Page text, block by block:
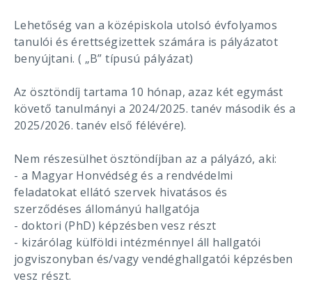
Lehetőség van a középiskola utolsó évfolyamos
tanulói és érettségizettek számára is pályázatot
benyújtani. ( „B” típusú pályázat)
Az ösztöndíj tartama 10 hónap, azaz két egymást
követő tanulmányi a 2024/2025. tanév második és a
2025/2026. tanév első félévére).
Nem részesülhet ösztöndíjban az a pályázó, aki:
- a Magyar Honvédség és a rendvédelmi
feladatokat ellátó szervek hivatásos és
szerződéses állományú hallgatója
- doktori (PhD) képzésben vesz részt
- kizárólag külföldi intézménnyel áll hallgatói
jogviszonyban és/vagy vendéghallgatói képzésben
vesz részt.